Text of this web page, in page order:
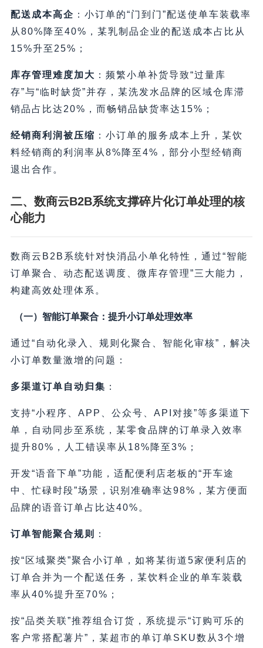
配送成本高企 ：小订单的“门到门”配送使单车装载率
从80%降至40%，某乳制品企业的配送成本占比从
15%升至25%；
库存管理难度加大 ：频繁小单补货导致“过量库
存”与“临时缺货”并存，某洗发水品牌的区域仓库滞
销品占比达20%，而畅销品缺货率达15%；
经销商利润被压缩 ：小订单的服务成本上升，某饮
料经销商的利润率从8%降至4%，部分小型经销商
退出合作。
二、数商云B2B系统支撑碎片化订单处理的核
心能力
数商云B2B系统针对快消品小单化特性，通过“智能
订单聚合、动态配送调度、微库存管理”三大能力，
构建高效处理体系。
（一）智能订单聚合：提升小订单处理效率
通过“自动化录入、规则化聚合、智能化审核”，解决
小订单数量激增的问题：
多渠道订单自动归集 ：
支持“小程序、APP、公众号、API对接”等多渠道下
单，自动同步至系统，某零食品牌的订单录入效率
提升80%，人工错误率从18%降至3%；
开发“语音下单”功能，适配便利店老板的“开车途
中、忙碌时段”场景，识别准确率达98%，某方便面
品牌的语音订单占比达40%。
订单智能聚合规则 ：
按“区域聚类”聚合小订单，如将某街道5家便利店的
订单合并为一个配送任务，某饮料企业的单车装载
率从40%提升至70%；
按“品类关联”推荐组合订货，系统提示“订购可乐的
客户常搭配薯片”，某超市的单订单SKU数从3个增